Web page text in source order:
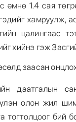
өмнө 1.4 сая
хамруулж,
цалингаас
хийнэ гэж
заасан
даатгалын
олон жил
тогтолцоог бий